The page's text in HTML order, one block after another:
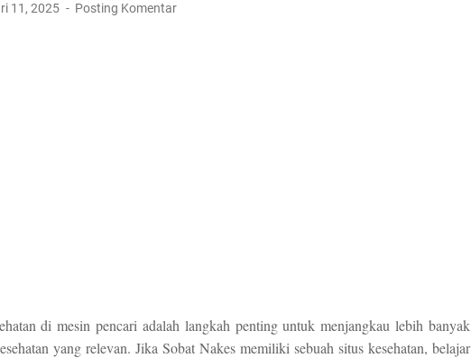
11, 2025 Posting Komentar
di mesin pencari adalah langkah penting untuk menjangkau lebih banyak
yang relevan. Jika Sobat Nakes memiliki sebuah situs kesehatan, belajar